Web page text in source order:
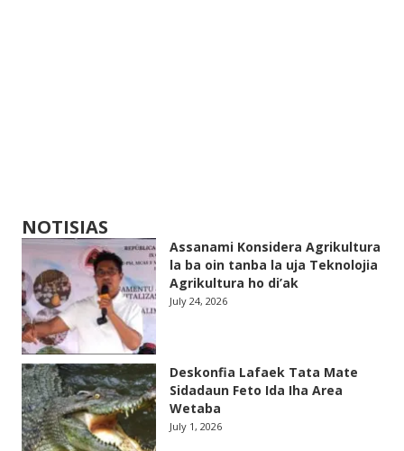
NOTISIAS
Assanami Konsidera Agrikultura
la ba oin tanba la uja Teknolojia
Agrikultura ho di’ak
July 24, 2026
Deskonfia Lafaek Tata Mate
Sidadaun Feto Ida Iha Area
Wetaba
July 1, 2026